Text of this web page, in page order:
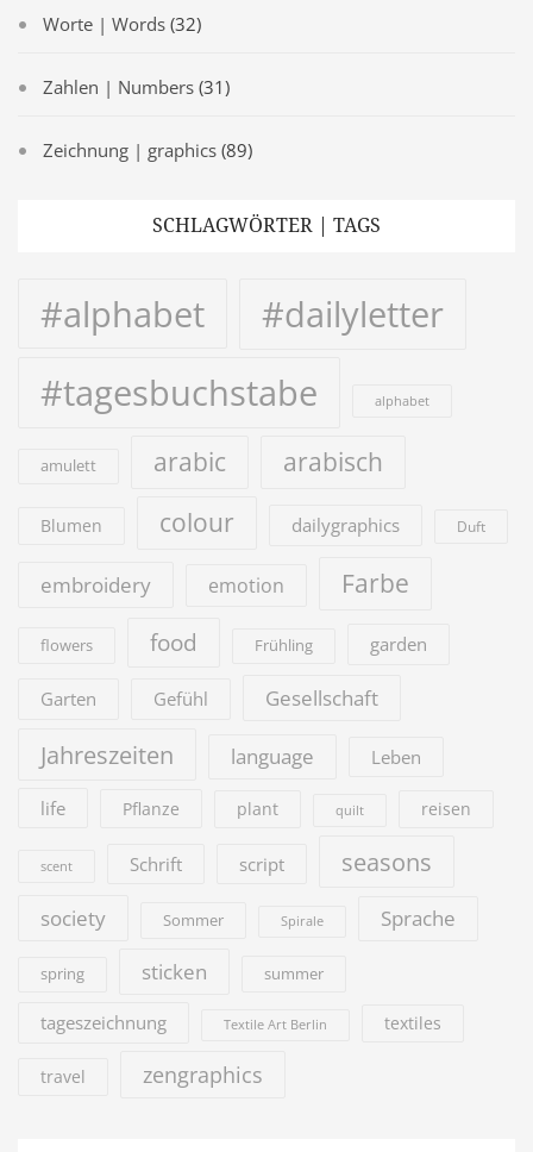
Worte | Words (32)
Zahlen | Numbers (31)
Zeichnung | graphics (89)
SCHLAGWÖRTER | TAGS
#alphabet
#dailyletter
#tagesbuchstabe
alphabet
amulett arabic arabisch
Blumen colour dailygraphics Duft
embroidery emotion Farbe
flowers food Frühling garden
Garten Gefühl Gesellschaft
Jahreszeiten language Leben
life Pflanze plant quilt reisen
scent Schrift script seasons
society Sommer Spirale Sprache
spring sticken summer
tageszeichnung Textile Art Berlin textiles
travel zengraphics